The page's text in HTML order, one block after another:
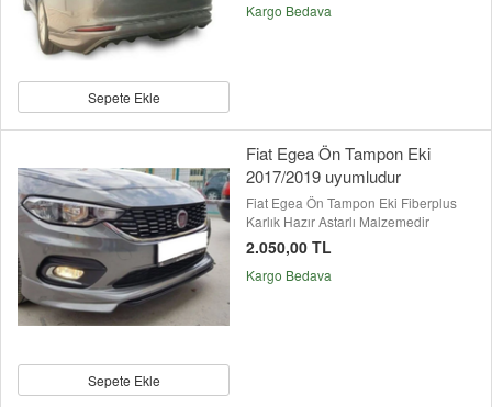
Sepete Ekle
Kargo Bedava
Sepete Ekle
Fiat Egea Ön Tampon Eki
2017/2019 uyumludur
Fiat Egea Ön Tampon Eki Fiberplus
Karlık Hazır Astarlı Malzemedir
2.050,00 TL
Kargo Bedava